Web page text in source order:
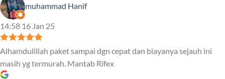
muhammad Hanif
14:58 16 Jan 25
Alhamdulillah paket sampai dgn cepat dan biayanya sejauh ini
masih yg termurah. Mantab Rifex